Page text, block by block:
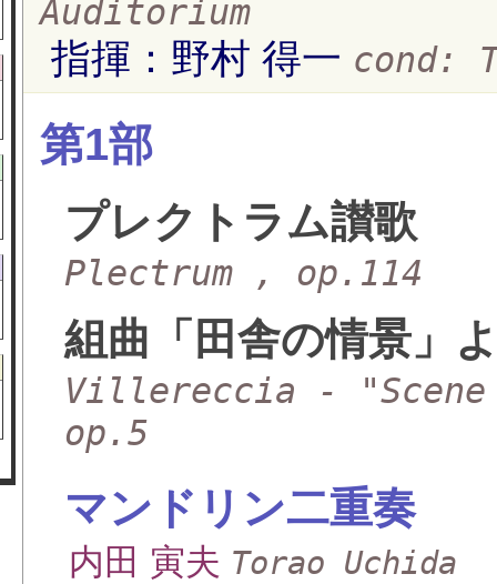
Auditorium
指揮：野村 得一 cond:
第1部
プレクトラム讃歌
Plectrum , op.114
組曲「田舎の情景」
Villereccia -
op.5
マンドリン二重奏
内田 寅夫 Torao Uchida